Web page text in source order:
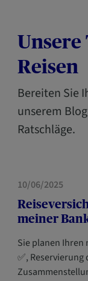
Reisen
Bereiten Sie
unserem
Ratschläge.
HAUS
10/06/2025
meiner
Sie planen Ihren
✅,